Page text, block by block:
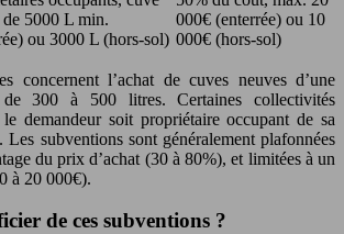
de 5000 L min.
ou 3000 L (hors-sol)
000€ (enterrée) ou 10
000€ (hors-sol)
concernent l’achat de cuves neuves d’une
de 300 à 500 litres. Certaines collectivités
demandeur soit propriétaire occupant de sa
Les subventions sont généralement plafonnées
du prix d’achat (30 à 80%), et limitées à un
à 20 000€).
de ces subventions ?